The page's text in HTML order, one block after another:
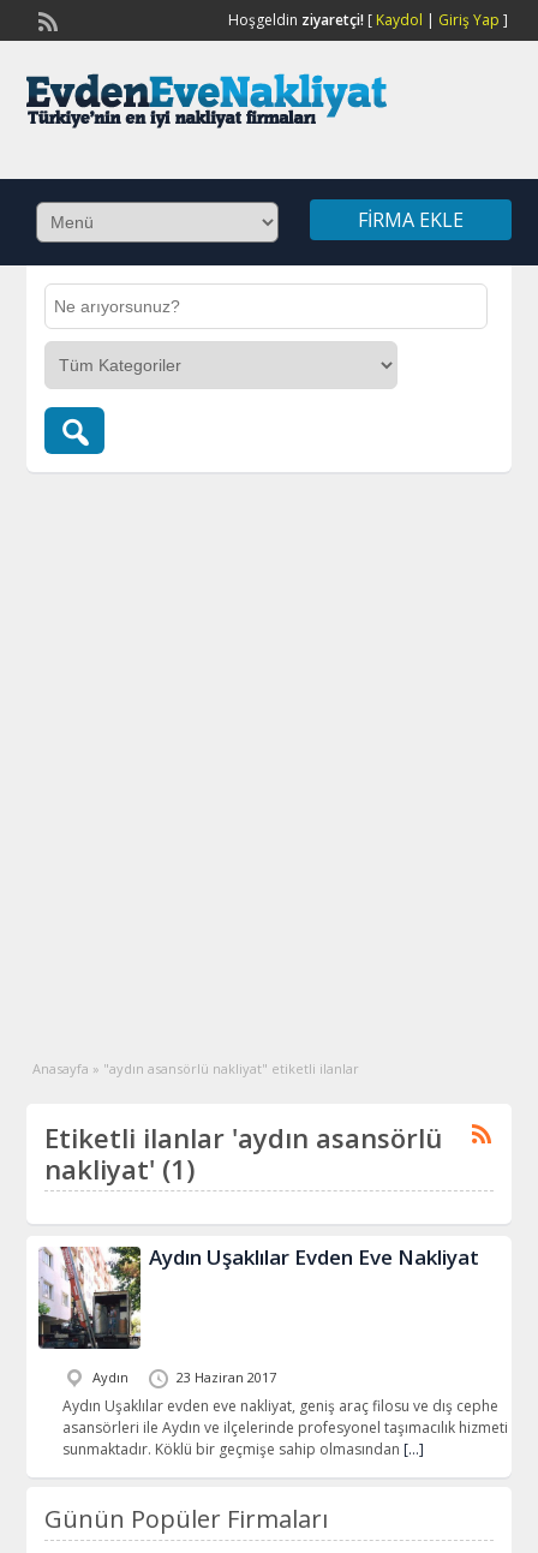
Hoşgeldin ziyaretçi![ Kaydol | Giriş Yap ]
FIRMA EKLE
Anasayfa » "aydın asansörlü nakliyat" etiketli ilanlar
Etiketli ilanlar 'aydın asansörlü
nakliyat' (1)
Aydın Uşaklılar Evden Eve Nakliyat
Aydın 23 Haziran 2017
Aydın Uşaklılar evden eve nakliyat, geniş araç filosu ve dış cephe
asansörleri ile Aydın ve ilçelerinde profesyonel taşımacılık hizmeti
sunmaktadır. Köklü bir geçmişe sahip olmasından […]
Günün Popüler Firmaları